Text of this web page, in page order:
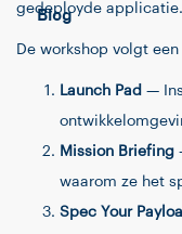
Blog
gedeployde applicatie.
De workshop volgt
Launch Pad —
Mission Briefing
waarom ze het
Spec Your